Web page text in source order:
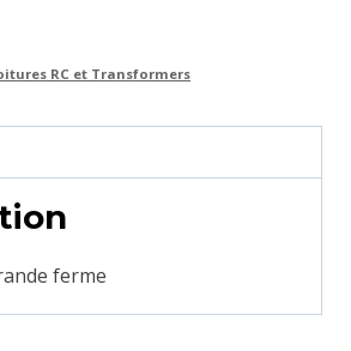
RC et Transformers
ferme